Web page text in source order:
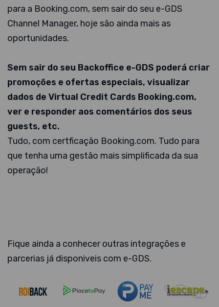
para a Booking.com, sem sair do seu e-GDS
Channel Manager, hoje são ainda mais as
oportunidades.
Sem sair do seu Backoffice e-GDS poderá criar
promoções e ofertas especiais, visualizar
dados de Virtual Credit Cards Booking.com,
ver e responder aos comentários dos seus
guests, etc.
Tudo, com certficação Booking.com. Tudo para
que tenha uma gestão mais simplificada da sua
operação!
Fique ainda a conhecer outras integrações e
parcerias já disponiveis com e-GDS.